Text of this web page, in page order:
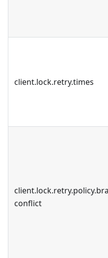
client.lock.retry.times
conflict